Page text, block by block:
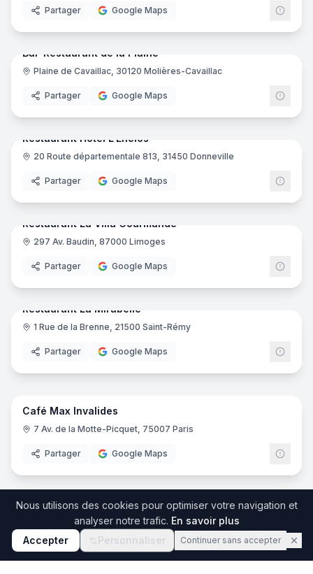
Partager Google Maps
12
Bar-Restaurant de la Plaine
Plaine de Cavaillac, 30120 Molières-Cavaillac
Partager Google Maps
10
Restaurant Hôtel L'Enclos
20 Route départementale 813, 31450 Donneville
Partager Google Maps
18
Restaurant La Villa Gourmande
297 Av. Baudin, 87000 Limoges
Partager Google Maps
Restaurant La Mirabelle
1 Rue de la Brenne, 21500 Saint-Rémy
Partager Google Maps
5
Café Max Invalides
7 Av. de la Motte-Picquet, 75007 Paris
Partager Google Maps
17 Place du Général de Gaulle, 56000 Vannes
Partager Google Maps
14
Nous utilisons des cookies pour optimiser votre navigation et
analyser notre trafic. En savoir plus
Accepter
Personnaliser Continuer sans accepter